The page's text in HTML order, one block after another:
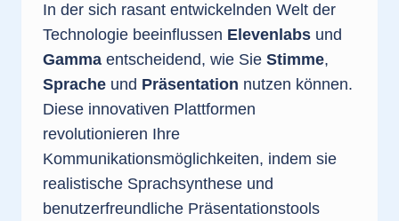
In der sich rasant entwickelnden Welt der
Technologie beeinflussen Elevenlabs und
Gamma entscheidend, wie Sie Stimme,
Sprache und Präsentation nutzen können.
Diese innovativen Plattformen
revolutionieren Ihre
Kommunikationsmöglichkeiten, indem sie
realistische Sprachsynthese und
benutzerfreundliche Präsentationstools